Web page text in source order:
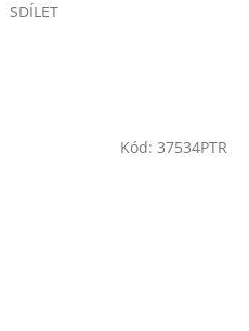
SDÍLET
Kód: 37534PTR